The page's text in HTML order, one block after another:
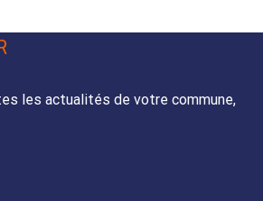
les actualités de votre commune,